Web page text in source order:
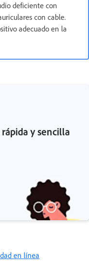
deficiente con
con cable.
adecuado en la
y sencilla
en línea